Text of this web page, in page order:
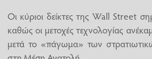
Οι κύριοι δείκτες της Wall Street
καθώς οι μετοχές τεχνολογίας
μετά το «πάγωμα» των